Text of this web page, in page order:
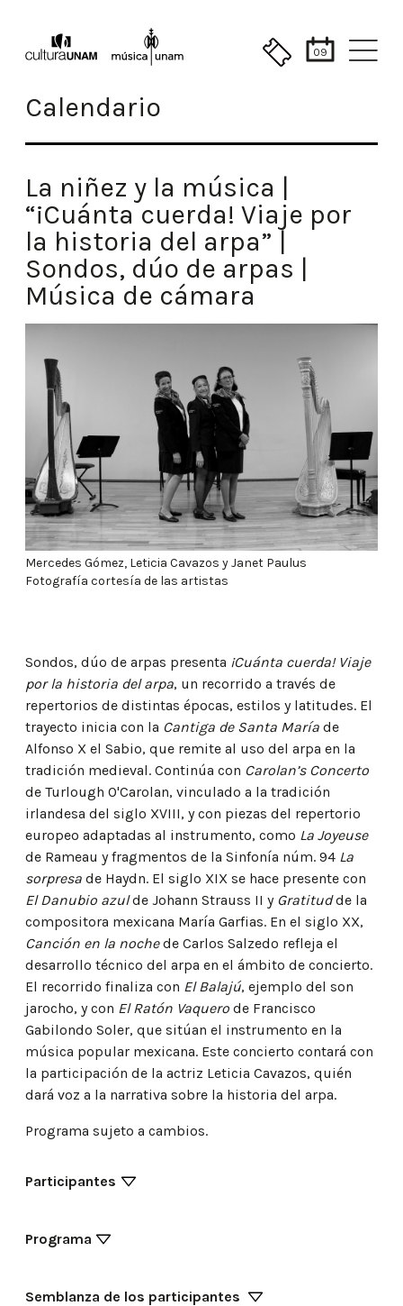
09
Calendario
La niñez y la música |
“¡Cuánta cuerda! Viaje por
la historia del arpa” |
Sondos, dúo de arpas |
Música de cámara
Mercedes Gómez, Leticia Cavazos y Janet Paulus
Fotografía cortesía de las artistas
Sondos, dúo de arpas presenta ¡Cuánta cuerda! Viaje
por la historia del arpa, un recorrido a través de
repertorios de distintas épocas, estilos y latitudes. El
trayecto inicia con la Cantiga de Santa María de
Alfonso X el Sabio, que remite al uso del arpa en la
tradición medieval. Continúa con Carolan’s Concerto
de Turlough O'Carolan, vinculado a la tradición
irlandesa del siglo XVIII, y con piezas del repertorio
europeo adaptadas al instrumento, como La Joyeuse
de Rameau y fragmentos de la Sinfonía núm. 94 La
sorpresa de Haydn. El siglo XIX se hace presente con
El Danubio azulde Johann Strauss II y Gratitudde la
compositora mexicana María Garfias. En el siglo XX,
Canción en la nochede Carlos Salzedo refleja el
desarrollo técnico del arpa en el ámbito de concierto.
El recorrido finaliza con El Balajú, ejemplo del son
jarocho, y con El Ratón Vaquero de Francisco
Gabilondo Soler, que sitúan el instrumento en la
música popular mexicana. Este concierto contará con
la participación de la actriz Leticia Cavazos, quién
dará voz a la narrativa sobre la historia del arpa.
Programa sujeto a cambios.
Participantes
Programa
Semblanza de los participantes